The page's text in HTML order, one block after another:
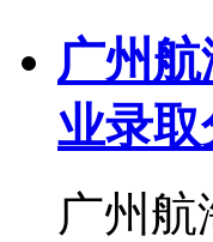
广州
业录
广州航